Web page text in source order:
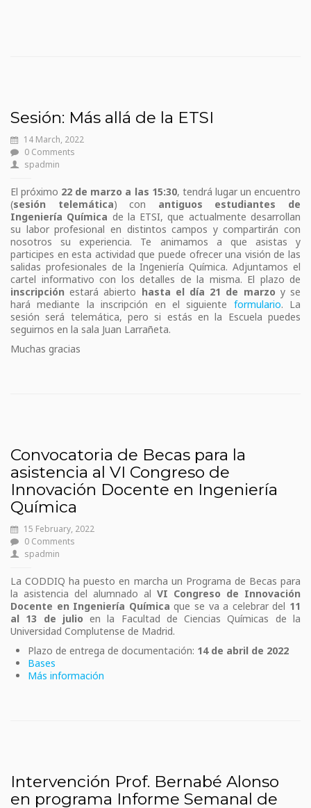
Sesión: Más allá de la ETSI
14 March, 2022
0 Comments
spadmin
El próximo 22 de marzo a las 15:30, tendrá lugar un encuentro
(sesión telemática) con antiguos estudiantes de
Ingeniería Química de la ETSI, que actualmente desarrollan
su labor profesional en distintos campos y compartirán con
nosotros su experiencia. Te animamos a que asistas y
participes en esta actividad que puede ofrecer una visión de las
salidas profesionales de la Ingeniería Química. Adjuntamos el
cartel informativo con los detalles de la misma. El plazo de
inscripción estará abierto hasta el día 21 de marzo y se
hará mediante la inscripción en el siguiente formulario. La
sesión será telemática, pero si estás en la Escuela puedes
seguirnos en la sala Juan Larrañeta.
Muchas gracias
Convocatoria de Becas para la
asistencia al VI Congreso de
Innovación Docente en Ingeniería
Química
15 February, 2022
0 Comments
spadmin
La CODDIQ ha puesto en marcha un Programa de Becas para
la asistencia del alumnado al VI Congreso de Innovación
Docente en Ingeniería Química que se va a celebrar del 11
al 13 de julio en la Facultad de Ciencias Químicas de la
Universidad Complutense de Madrid.
Plazo de entrega de documentación: 14 de abril de 2022
Bases
Más información
Intervención Prof. Bernabé Alonso
en programa Informe Semanal de